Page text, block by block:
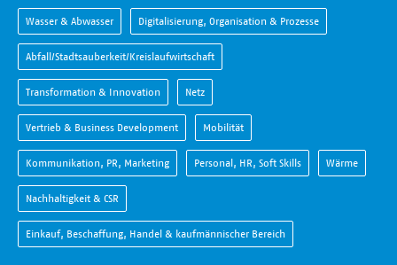
Wasser & Abwasser Digitalisierung, Organisation & Prozesse
Abfall/Stadtsauberkeit/Kreislaufwirtschaft
Transformation & Innovation Netz
Vertrieb & Business Development Mobilität
Kommunikation, PR, Marketing Personal, HR, Soft Skills Wärme
Nachhaltigkeit & CSR
Einkauf, Beschaffung, Handel & kaufmännischer Bereich